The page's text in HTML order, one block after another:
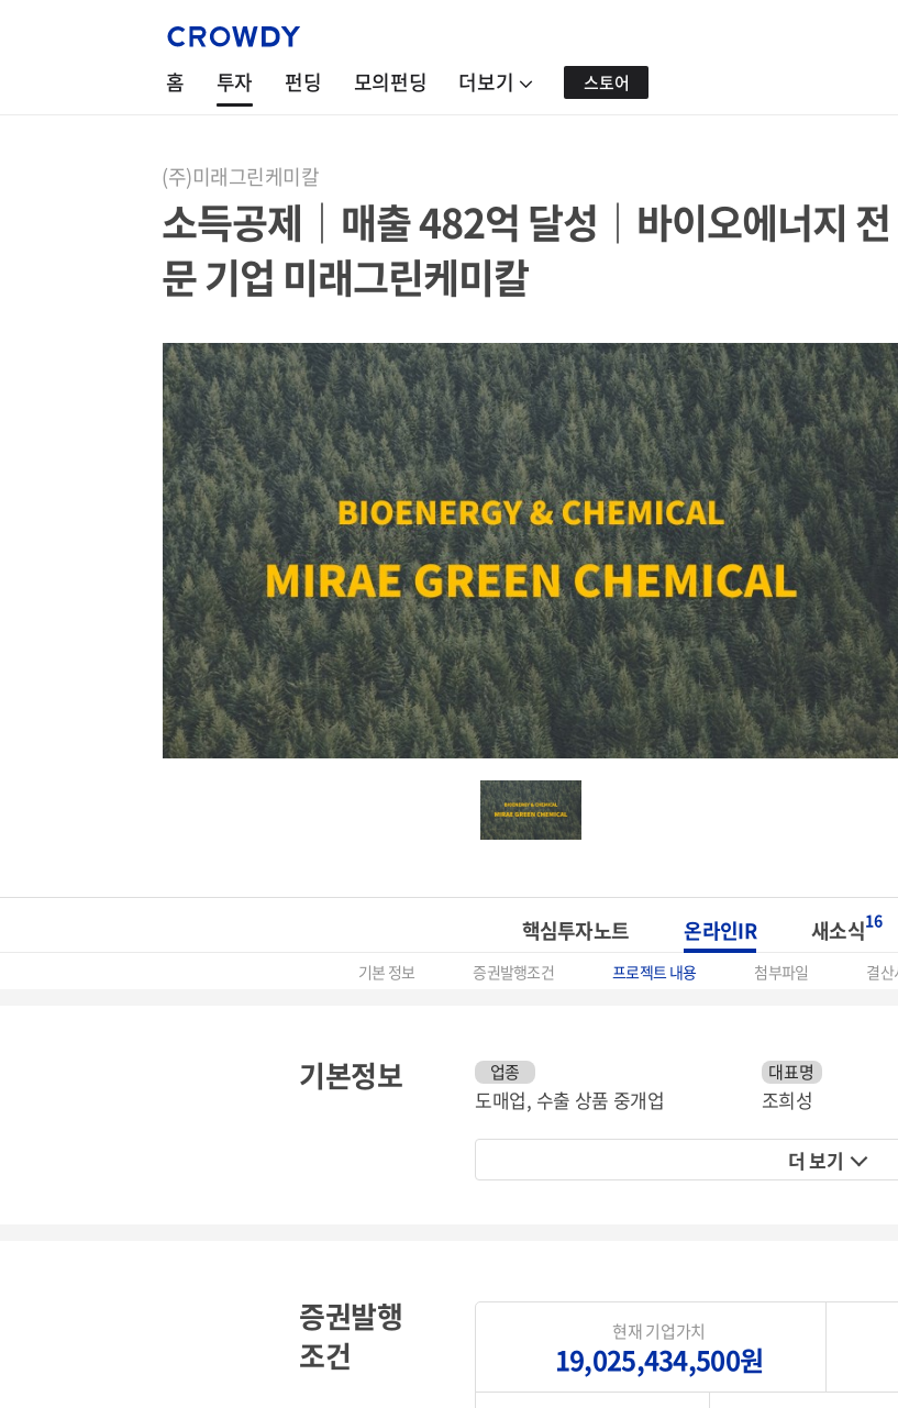
홈 투자 펀딩 모의펀딩 더보기 스토어
(주)미래그린케미칼
소득공제｜매출 482억 달성｜바이오에너지 전
문 기업 미래그린케미칼
핵심투자노트 온라인IR 새소식16
기본 정보 증권발행조건 프로젝트 내용 첨부파일 결산
기본정보 업종
도매업, 수출 상품 중개업
대표명
조희성
더 보기
증권발행
조건
현재 기업가치
19,025,434,500원